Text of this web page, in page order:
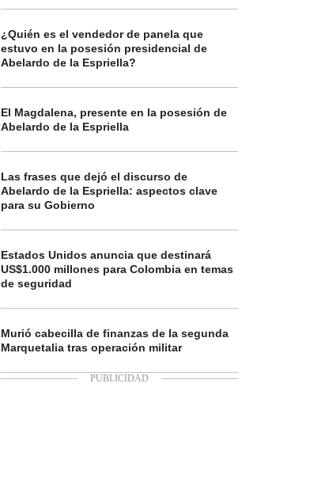
¿Quién es el vendedor de panela que
estuvo en la posesión presidencial de
Abelardo de la Espriella?
El Magdalena, presente en la posesión de
Abelardo de la Espriella
Las frases que dejó el discurso de
Abelardo de la Espriella: aspectos clave
para su Gobierno
Estados Unidos anuncia que destinará
US$1.000 millones para Colombia en temas
de seguridad
Murió cabecilla de finanzas de la segunda
Marquetalia tras operación militar